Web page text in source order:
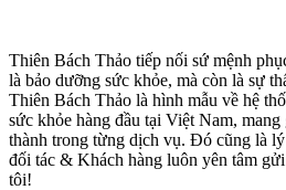
Thiên Bách Thảo tiếp nối sứ mệnh
là bảo dưỡng sức khỏe, mà còn là sự
Thiên Bách Thảo là hình mẫu về hệ
sức khỏe hàng đầu tại Việt Nam,
thành trong từng dịch vụ. Đó cũng là
đối tác & Khách hàng luôn yên tâm
tôi!